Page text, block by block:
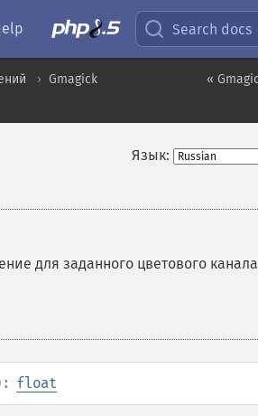
Search docs
«
Gmagick
Язык:
для заданного цветового канала
float